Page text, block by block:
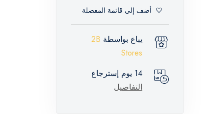
أضف إلي قائمة المفضلة
يباع بواسطة 2B
Stores
14 يوم إسترجاع
التفاصيل